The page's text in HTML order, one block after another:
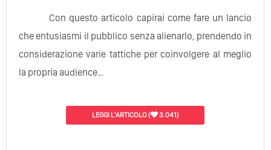
Con questo articolo capirai come fare un lancio
che entusiasmi il pubblico senza alienarlo, prendendo in
considerazione varie tattiche per coinvolgere al meglio
la propria audience…
LEGGI L'ARTICOLO( 3.041)